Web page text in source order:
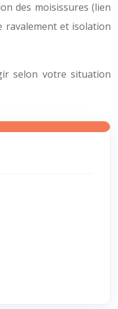
des moisissures (lien
ravalement et isolation
selon votre situation